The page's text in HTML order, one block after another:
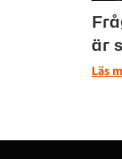
är
Läs